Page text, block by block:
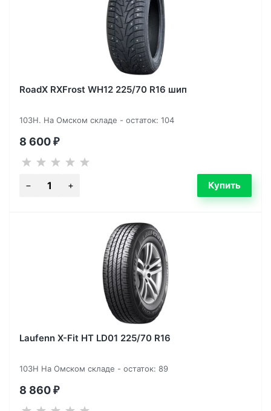
RoadX RXFrost WH12 225/70 R16 шип
103H. На Омском складе - остаток: 104
8 600 ₽
Laufenn X-Fit HT LD01 225/70 R16
103H На Омском складе - остаток: 89
8 860 ₽